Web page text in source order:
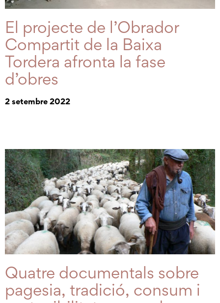
El projecte de l’Obrador
Compartit de la Baixa
Tordera afronta la fase
d’obres
2 setembre 2022
Quatre documentals sobre
pagesia, tradició, consum i